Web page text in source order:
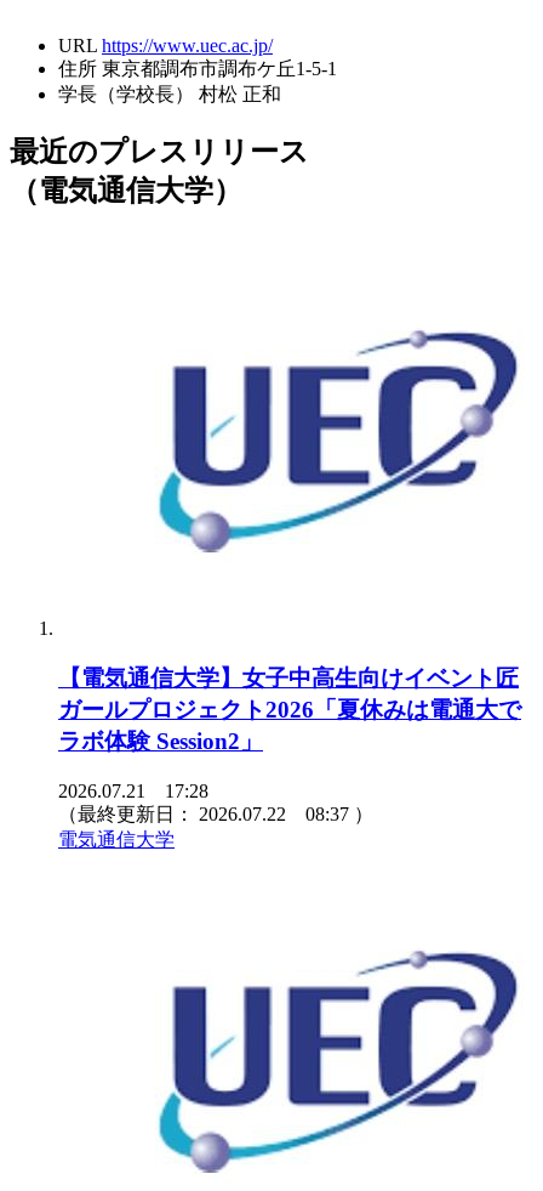
URL https://www.uec.ac.jp/
住所 東京都調布市調布ケ丘1-5-1
学長（学校長）
村松 正和
最近のプレスリリース
（電気通信大学）
【電気通信大学】女子中高生向けイベント匠
ガールプロジェクト2026「夏休みは電通大で
ラボ体験 Session2」
2026.07.21 17:28
（最終更新日： 2026.07.22 08:37 ）
電気通信大学